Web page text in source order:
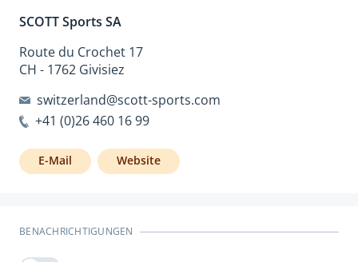
SCOTT Sports SA
Route du Crochet 17
CH - 1762 Givisiez
switzerland@scott-sports.com
+41 (0)26 460 16 99
E-Mail Website
BENACHRICHTIGUNGEN